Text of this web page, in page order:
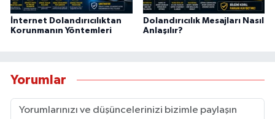
İnternet Dolandırıcılıktan
Korunmanın Yöntemleri
Dolandırıcılık Mesajları Nasıl
Anlaşılır?
Yorumlar